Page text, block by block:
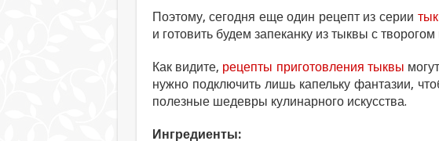
Поэтому, сегодня еще один рецепт из серии
и готовить будем запеканку из тыквы с творогом
Как видите, рецепты приготовления тыквы
нужно подключить лишь капельку фантазии,
полезные шедевры кулинарного искусства.
Ингредиенты: